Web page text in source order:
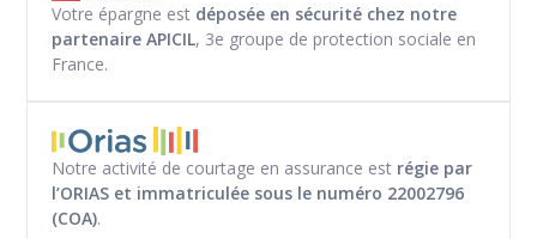
Votre épargne est déposée en sécurité chez notre
partenaire APICIL, 3e groupe de protection sociale en
France.
Notre activité de courtage en assurance est régie par
l’ORIAS et immatriculée sous le numéro 22002796
(COA).